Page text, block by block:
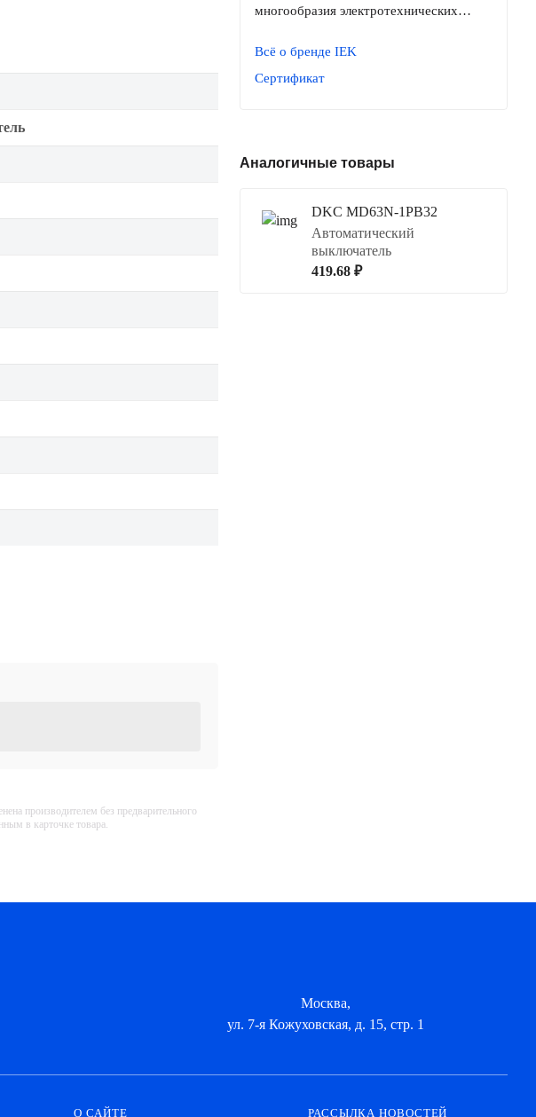
производителем без предварительного
в карточке товара.
многообразия электротехнических…
Всё о бренде IEK
Сертификат
Аналогичные товары
DKC MD63N-1PB32
Автоматический
выключатель
419.68 ₽
Москва,
ул. 7-я Кожуховская, д. 15, стр. 1
О САЙТЕ РАССЫЛКА НОВОСТЕЙ